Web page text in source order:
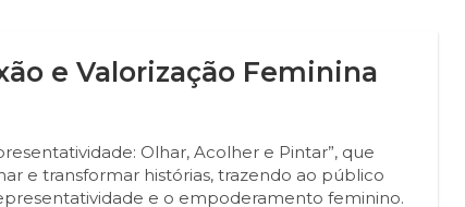
e Valorização Feminina
Olhar, Acolher e Pintar”, que
e transformar histórias, trazendo ao público
e o empoderamento feminino.